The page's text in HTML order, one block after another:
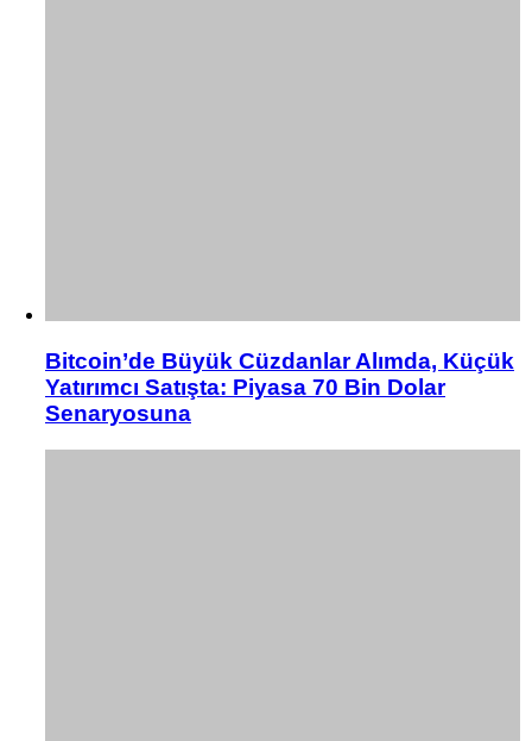
Bitcoin’de Büyük Cüzdanlar Alımda, Küçük
Yatırımcı Satışta: Piyasa 70 Bin Dolar
Senaryosuna